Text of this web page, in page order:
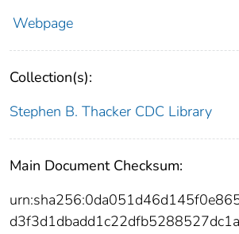
Webpage
Collection(s):
Stephen B. Thacker CDC Library
Main Document Checksum: